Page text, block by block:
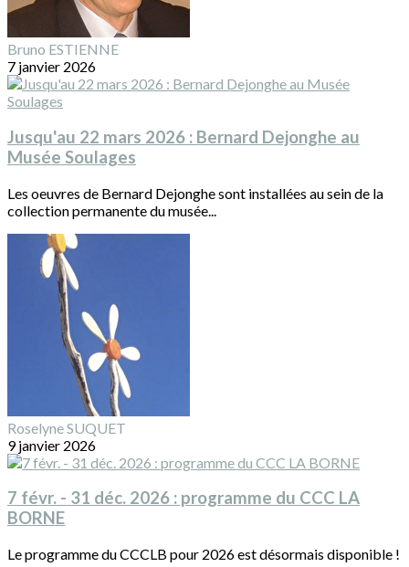
Bruno ESTIENNE
7 janvier 2026
Jusqu'au 22 mars 2026 : Bernard Dejonghe au
Musée Soulages
Les oeuvres de Bernard Dejonghe sont installées au sein de la
collection permanente du musée...
Roselyne SUQUET
9 janvier 2026
7 févr. - 31 déc. 2026 : programme du CCC LA
BORNE
Le programme du CCCLB pour 2026 est désormais disponible !